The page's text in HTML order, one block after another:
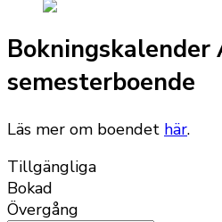
Bokningskalender
semesterboende
Läs mer om boendet här.
Tillgängliga
Bokad
Övergång